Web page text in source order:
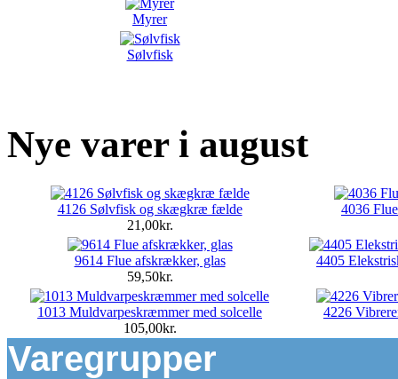
Myrer
Sølvfisk
Nye varer i august
4126 Sølvfisk og skægkræ fælde
21,00kr.
4036
9614 Flue afskrækker, glas
59,50kr.
4405
1013 Muldvarpeskræmmer med solcelle
105,00kr.
4226
Varegrupper